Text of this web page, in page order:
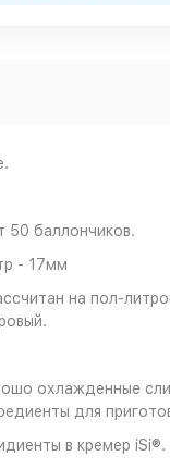
50 баллончиков.
- 17мм
на пол-
охлажденные
для
в кремер iSi®.